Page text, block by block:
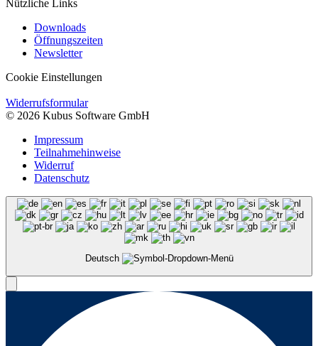
Nützliche Links
Downloads
Öffnungszeiten
Newsletter
Cookie Einstellungen
Widerrufsformular
© 2026 Kubus Software GmbH
Impressum
Teilnahmehinweise
Widerruf
Datenschutz
Deutsch